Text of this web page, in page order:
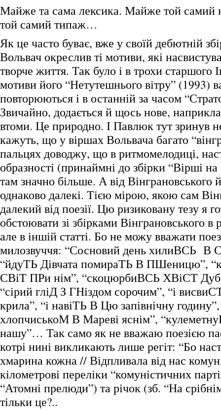
Майже та сама лексика. Майже той самий
той самий типаж…
Як це часто буває, вже у своїй дебютній
Вольвач окреслив ті мотиви, які
творче життя. Так було і в трохи старшого
мотиви його “Нетутешнього вітру” (1993)
повторюються і в останній за часом
Звичайно, додається й щось нове,
втоми. Це природно. І Павлюк тут зринув
кажуть, що у віршах Вольвача багато
пальцях доводжу, що в ритмомелодиці,
образності (принаймні до збірки “Вірші
там значно більше. А від Вінграновського
однаково далекі. Тією мірою, якою сам
далекий від поезії. Цю ризиковану тезу я
обстоювати зі збірками Вінграновського
але в іншій статті. Бо не можу вважати
милозвуччя: “Сосновий день хилиВСЬ В
“йдуТЬ Дівчата помираТЬ В ПШеницю”,
СВіТ ПРи нім”, “скоцюрбиВСЬ ХВіСТ
“сірий гліД З ГНіздом сорочим”, “і
крила”, “і навіТЬ В Цю запівнічну
хлопчиськоМ В Мареві яснім”,
нашу”… Так само як не вважаю поезією
котрі нині викликають лише регіт: “Бо
хмарина кожна // Відпливала від нас
кілометрові переліки “комуністичних
“Атомні прелюди”) та річок (зб. “На
тільки це?..